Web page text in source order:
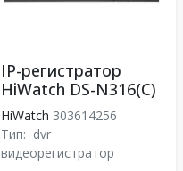
IP-регистратор
HiWatch DS-N316(C)
HiWatch 303614256
Тип: dvr
видеорегистратор